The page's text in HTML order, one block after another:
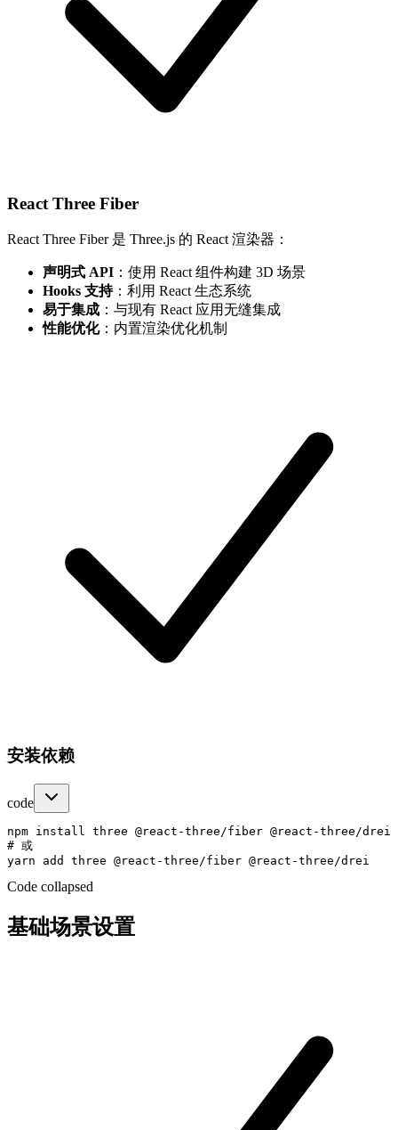
React Three Fiber
React Three Fiber 是 Three.js 的 React 渲染器：
声明式 API ：使用 React 组件构建 3D 场景
Hooks 支持：利用 React 生态系统
易于集成 ：与现有 React 应用无缝集成
性能优化：内置渲染优化机制
安装依赖
code
npm install three @react-three/fiber @react-three/drei
# 或
Code collapsed
基础场景设置